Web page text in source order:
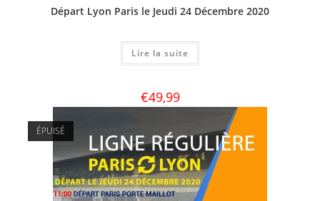
Départ Lyon Paris le Jeudi 24 Décembre 2020
Lire la suite
€49,99
ÉPUISÉ